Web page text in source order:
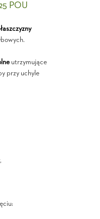
POU
utrzymujące
przy uchyle